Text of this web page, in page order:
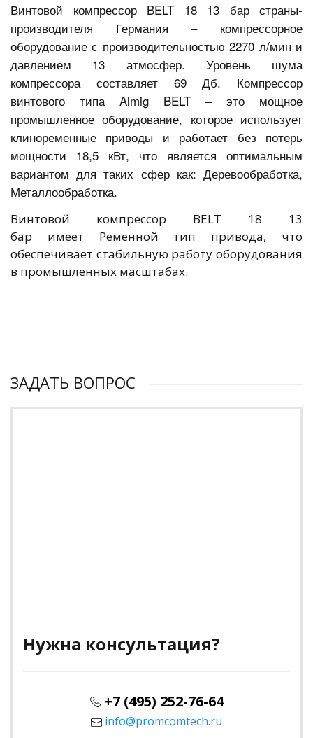
Винтовой компрессор BELT 18 13 бар страны-
производителя Германия – компрессорное
оборудование с производительностью 2270 л/мин и
давлением 13 атмосфер. Уровень шума
компрессора составляет 69Дб. Компрессор
винтового типа Almig BELT – это мощное
промышленное оборудование, которое использует
клиноременные приводы и работает без потерь
мощности 18,5 кВт, что является оптимальным
вариантом для таких сфер как: Деревообработка,
Металлообработка.
Винтовой компрессор BELT 18 13
бар имеет Ременной тип привода, что
обеспечивает стабильную работу оборудования
в промышленных масштабах.
ЗАДАТЬ ВОПРОС
Нужна консультация?
+7 (495) 252-76-64
info@promcomtech.ru